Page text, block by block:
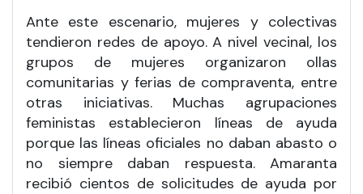
Ante este escenario, mujeres y colectivas
tendieron redes de apoyo. A nivel vecinal, los
grupos de mujeres organizaron ollas
comunitarias y ferias de compraventa, entre
otras iniciativas. Muchas agrupaciones
feministas establecieron líneas de ayuda
porque las líneas oficiales no daban abasto o
no siempre daban respuesta. Amaranta
recibió cientos de solicitudes de ayuda por